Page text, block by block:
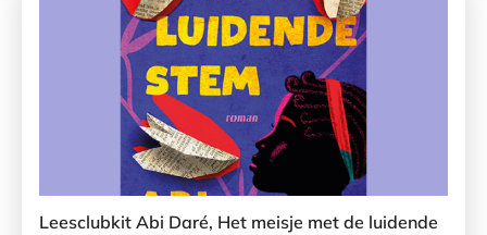
Leesclubkit Abi Daré, Het meisje met de luidende